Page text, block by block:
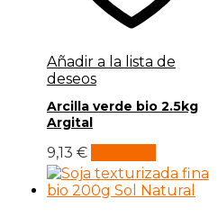
Añadir a la lista de
deseos
Arcilla verde bio 2.5kg
Argital
9,13 €